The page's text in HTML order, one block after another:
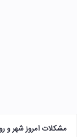
مشکلات امروز شهر و